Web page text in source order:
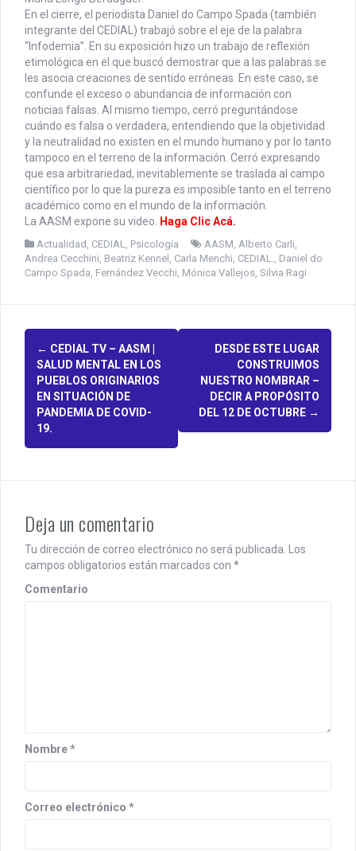
En el cierre, el periodista Daniel do Campo Spada (también
integrante del CEDIAL) trabajó sobre el eje de la palabra
“Infodemia”. En su exposición hizo un trabajo de reflexión
etimológica en el que buscó demostrar que a las palabras se
les asocia creaciones de sentido erróneas. En este caso, se
confunde el exceso o abundancia de información con
noticias falsas. Al mismo tiempo, cerró preguntándose
cuándo es falsa o verdadera, entendiendo que la objetividad
y la neutralidad no existen en el mundo humano y por lo tanto
tampoco en el terreno de la información. Cerró expresando
que esa arbitrariedad, inevitablemente se traslada al campo
científico por lo que la pureza es imposible tanto en el terreno
académico como en el mundo de la información.
La AASM expone su video.
Haga Clic Acá.
Actualidad , CEDIAL, Psicología AASM, Alberto Carli,
Andrea Cecchini, Beatriz Kennel , Carla Menchi, CEDIAL., Daniel do
Campo Spada, Fernández Vecchi, Mónica Vallejos, Silvia Ragi
P
t
v
i
g
← CEDIAL TV – AASM |
SALUD MENTAL EN LOS
PUEBLOS ORIGINARIOS
EN SITUACIÓN DE
PANDEMIA DE COVID-
19.
DESDE ESTE LUGAR
CONSTRUIMOS
NUESTRO NOMBRAR –
DECIR A PROPÓSITO
DEL 12 DE OCTUBRE →
Deja un comentario
Tu dirección de correo electrónico no será publicada.
Los
campos obligatorios están marcados con *
Comentario
Nombre*
Correo electrónico *